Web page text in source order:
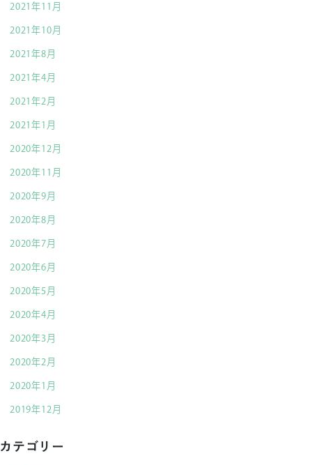
2021年11月
2021年10月
2021年8月
2021年4月
2021年2月
2021年1月
2020年12月
2020年11月
2020年9月
2020年8月
2020年7月
2020年6月
2020年5月
2020年4月
2020年3月
2020年2月
2020年1月
2019年12月
カテゴリー